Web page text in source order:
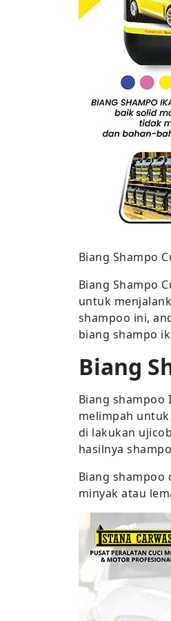
Biang Shampo
Biang Shampo
untuk
shampoo ini,
biang shampo
Biang
Biang shampoo
melimpah
di lakukan
hasilnya
Biang
minyak atau